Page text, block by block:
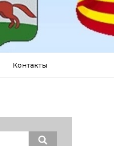
Контакты